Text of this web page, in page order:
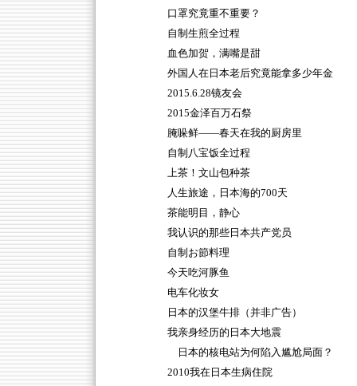
口罩究竟重不重要？
自制生煎全过程
血色加贺，满嘴是甜
外国人在日本老后究竟能拿多少年金
2015.6.28镜友会
2015金泽百万石祭
腌哚鲜——春天在我的厨房里
自制八宝饭全过程
上茶！文山包种茶
人生旅途，日本海的700天
茶能明目，静心
我认识的那些日本共产党员
自制お節料理
今天吃河豚鱼
电车化妆女
日本的汉堡牛排（并非广告）
我亲身经历的日本大地震
日本的核电站为何陷入尴尬局面？
2010我在日本生病住院